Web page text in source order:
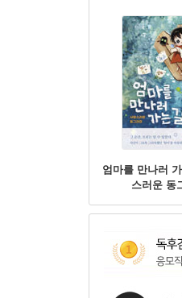
스러운 동